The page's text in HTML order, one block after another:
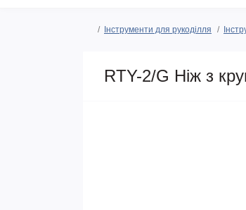
Інструменти для рукоділля
RTY-2/G Ніж з